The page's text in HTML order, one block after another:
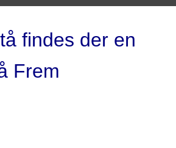
findes der en
Frem